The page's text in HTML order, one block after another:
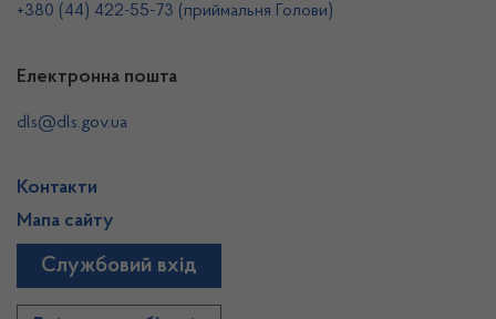
+380 (44) 422-55-73 (приймальня Голови)
Електронна пошта
dls@dls.gov.ua
Контакти
Мапа сайту
Службовий вхід